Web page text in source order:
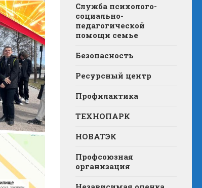
Служба психолого-
социально-
педагогической
помощи семье
Безопасность
Ресурсный центр
Профилактика
ТЕХНОПАРК
НОВАТЭК
Профсоюзная
организация